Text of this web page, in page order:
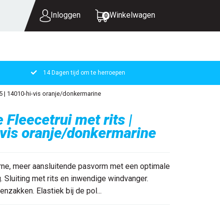
Inloggen 0 Winkelwagen
UW WINKELWAGEN IS LEEG.
VUL HEM MET PRODUCTEN.
14 Dagen tijd om te herroepen
| 14010-hi-vis oranje/donkermarine
Fleecetrui met rits |
oranje/donkermarine
meer aansluitende pasvorm met een optimale
met rits en inwendige windvanger.
Elastiek bij de pol...